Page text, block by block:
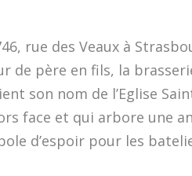
rue des Veaux à
de père en fils, la
son nom de l’Eglise
face et qui arbore une
d’espoir pour les